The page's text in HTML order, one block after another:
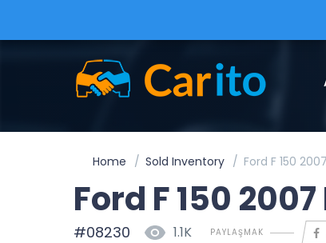
Home Sold Inventory Ford F 150
Ford F 150
#08230 1.1K PAYLAŞMAK